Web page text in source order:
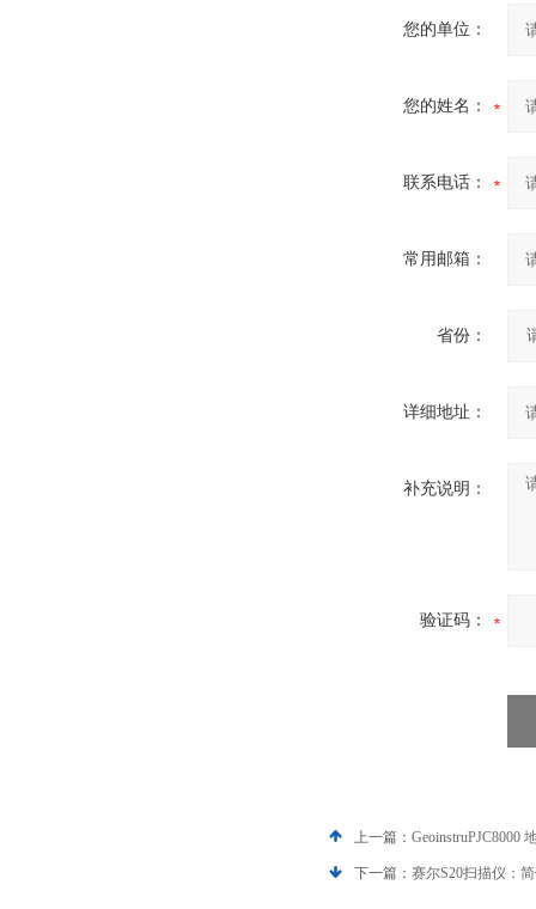
您的单位：
您的姓名：
联系电话：
常用邮箱：
省份：
详细地址：
补充说明：
验证码：
上一篇： GeoinstruPJC8000
下一篇： 赛尔S20扫描仪：